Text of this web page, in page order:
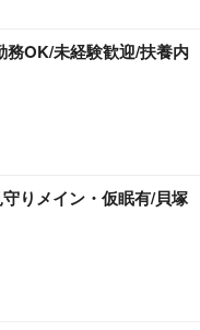
務OK/未経験歓迎/扶養内
りメイン・仮眠有/貝塚